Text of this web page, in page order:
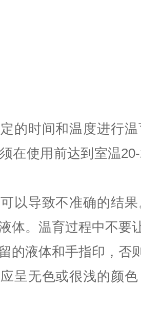
的时间和温度进行
在使用前达到室温
以导致不准确的结
体。温育过程中不要
的液体和手指印，否
呈无色或很浅的颜